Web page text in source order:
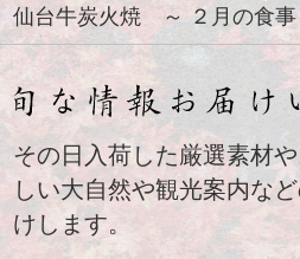
仙台牛炭火焼 ～ ２月の食事
その日入荷した厳選素材
しい大自然や観光案内な
けします。